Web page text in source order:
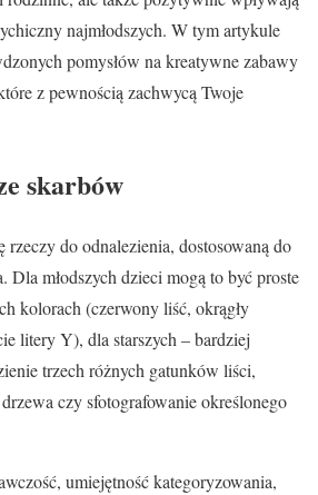
najmłodszych. W tym artykule
pomysłów na kreatywne zabawy
z pewnością zachwycą Twoje
skarbów
rzeczy do odnalezienia, dostosowaną do
Dla młodszych dzieci mogą to być proste
kolorach (czerwony liść, okrągły
litery Y), dla starszych – bardziej
trzech różnych gatunków liści,
czy sfotografowanie określonego
umiejętność kategoryzowania,